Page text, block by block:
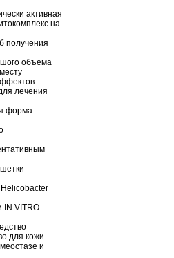
активная
на
получения
объема
лечения
форма
IN VITRO
для кожи
и